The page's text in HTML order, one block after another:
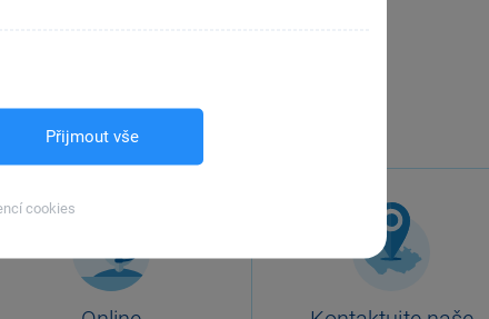
Přijmout vše
cookies